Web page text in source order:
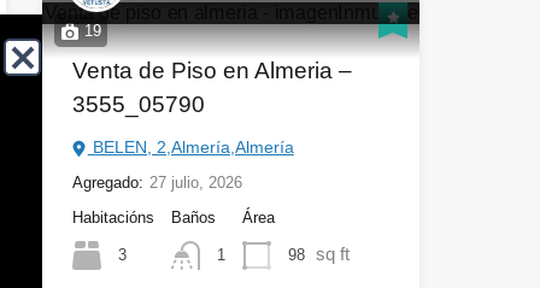
19
Venta de Piso en Almeria –
3555_05790
BELEN, 2,Almería,Almería
Agregado: 27 julio, 2026
Habitacións
3
Baños
1
Área
98 sq ft